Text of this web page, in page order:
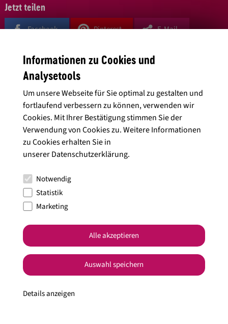
Jetzt teilen
Facebook Pinterest E-Mail
Schreibe einen Kommentar
Deine E-Mail-Adresse wird nicht veröffentlicht.
sind mit* markiert
*
Kommentar
Informationen zu Cookies und
Analysetools
Um unsere Webseite für Sie optimal zu gestalten und
fortlaufend verbessern zu können, verwenden wir
Cookies. Mit Ihrer Bestätigung stimmen Sie der
Verwendung von Cookies zu. Weitere Informationen
zu Cookies erhalten Sie in
unsererDatenschutzerklärung.
Notwendig
Statistik
Marketing
Details anzeigen
Auswahl speichern
Alle akzeptieren